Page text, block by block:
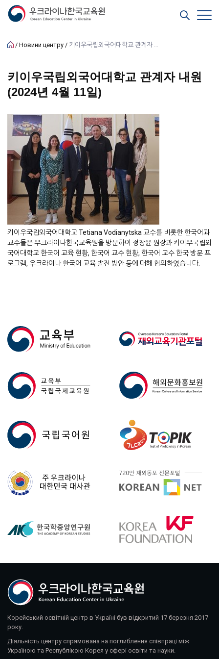
Новини центру 키이우국립외국어대학교 관계자 내원(2024년 4월 11일)
키이우국립외국어대학교 관계자 내원
(2024년 4월 11일)
키이우국립외국어대학교 Tetiana Vodianytska 교수를 비롯한 한국어과
교수들은 우크라이나한국교육원을 방문하여 정창윤 원장과 키이우국립외
국어대학교 한국어 교육 현황, 한국어 교수 현황, 한국어 교수 한국 방문 프
로그램, 우크라이나 한국어 교육 발전 방안 등에 대해 협의하였습니다.
Корейський освітній центр в Україні був відкритий 17 березня 2017
року.
Діяльність центру спрямована на поглиблення співпраці між
Україною та Республікою Корея у сфері освіти та науки.